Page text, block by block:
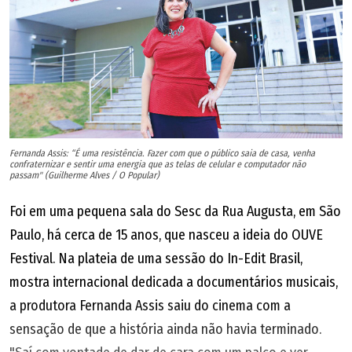
sapato/ que me foge e me desfolha/ e brinca de gato e
rato/ Vivo sobre três continentes/ e isso não me contém/
a raiva que trago nos dentes/ não sei se me faz mal ou
bem/ Vivo à sombra de um túnel/ do outro lado do sol/ e
nesta clave difícil/ me sustento num bemol."
Fernanda Assis: “É uma resistência. Fazer com que o público saia de casa, venha
confraternizar e sentir uma energia que as telas de celular e computador não
passam" (Guilherme Alves / O Popular)
Foi em uma pequena sala do Sesc da Rua Augusta, em São
Paulo, há cerca de 15 anos, que nasceu a ideia do OUVE
Festival. Na plateia de uma sessão do In-Edit Brasil,
mostra internacional dedicada a documentários musicais,
a produtora Fernanda Assis saiu do cinema com a
sensação de que a história ainda não havia terminado.